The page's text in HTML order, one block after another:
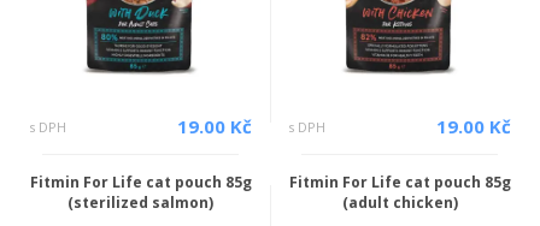
s DPH 19.00 Kč s DPH 19.00 Kč
Fitmin For Life cat pouch 85g
(sterilized salmon)
Fitmin For Life cat pouch 85g
(adult chicken)